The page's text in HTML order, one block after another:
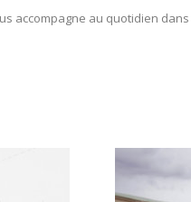
accompagne au quotidien